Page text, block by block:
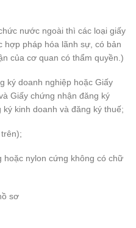
nước ngoài thì các loại giấy
pháp hóa lãnh sự, có bản
của cơ quan có thẩm quyền.)
ký doanh nghiệp hoặc Giấy
Giấy chứng nhận đăng ký
kinh doanh và đăng ký thuế;
nylon cứng không có chữ
sơ